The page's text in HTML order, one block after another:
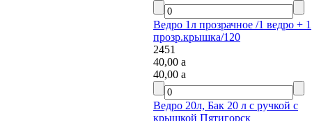
Ведро 1л прозрачное /1 ведро + 1
прозр.крышка/120
2451
40,00a
40,00a
Ведро 20л, Бак 20 л с ручкой с
крышкой Пятигорск